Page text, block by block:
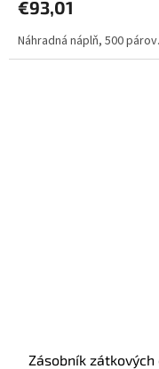
€93,01
Náhradná náplň, 500 párov.
Zásobník zátkových